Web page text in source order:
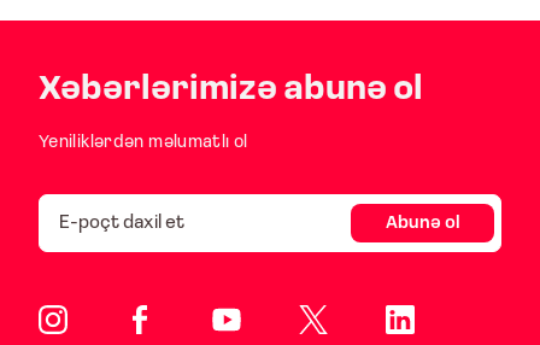
Xəbərlərimizə abunə ol
Yeniliklərdən məlumatlı ol
Abunə ol